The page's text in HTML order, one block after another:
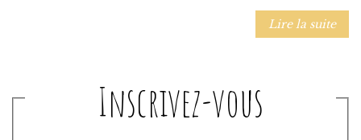
Lire la suite
Inscrivez-vous